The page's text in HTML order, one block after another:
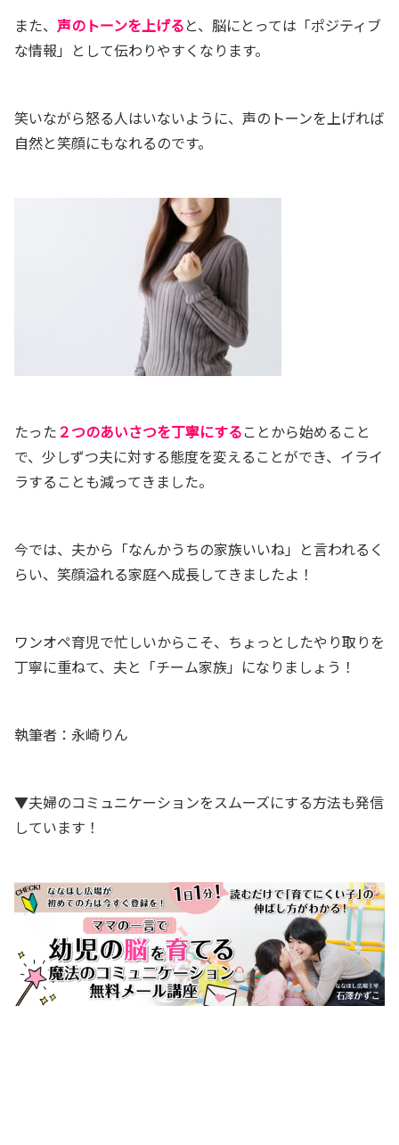
また、 声のトーンを上げると、脳にとっては「ポジティブ
な情報」として伝わりやすくなります。
笑いながら怒る人はいないように、声のトーンを上げれば
自然と笑顔にもなれるのです。
たった２つのあいさつを丁寧にすることから始めること
で、少しずつ夫に対する態度を変えることができ、イライ
ラすることも減ってきました。
今では、夫から「なんかうちの家族いいね」と言われるく
らい、笑顔溢れる家庭へ成長してきましたよ！
ワンオペ育児で忙しいからこそ、ちょっとしたやり取りを
丁寧に重ねて、夫と「チーム家族」になりましょう！
執筆者：永崎りん
▼夫婦のコミュニケーションをスムーズにする方法も発信
しています！